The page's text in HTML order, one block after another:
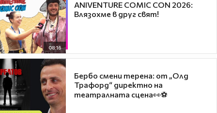
08:16
ANIVENTURE COMIC CON 2026:
Влязохме в друг свят!
Бербо смени терена: от „Олд
Трафорд“ директно на
театралната сцена👀⚽